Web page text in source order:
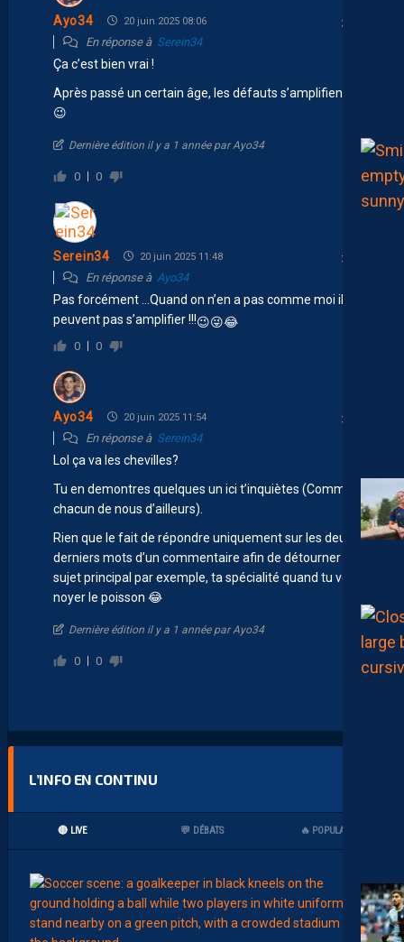
Ayo34 20 juin 2025 08:06
En réponse à Serein34
Ça c’est bien vrai !
Après passé un certain âge, les défauts s’amplifient… 😁
😉
Dernière édition il y a 1 année par Ayo34
0 0
Serein34 20 juin 2025 11:48
En réponse à Ayo34
Pas forcément …Quand on n’en a pas comme moi ils
peuvent pas s’amplifier !!!😉😜😂
0 0
Ayo34 20 juin 2025 11:54
En réponse à Serein34
Lol ça va les chevilles?
Tu en demontres quelques un ici t’inquiètes (Comme
chacun de nous d’ailleurs).
Rien que le fait de répondre uniquement sur les deux
derniers mots d’un commentaire afin de détourner le
sujet principal par exemple, ta spécialité quand tu veux
noyer le poisson 😂
Dernière édition il y a 1 année par Ayo34
0 0
L’INFO EN CONTINU
🔴 LIVE 💬 DÉBATS 🔥 POPULAIRES
00:02
MHSC-
L